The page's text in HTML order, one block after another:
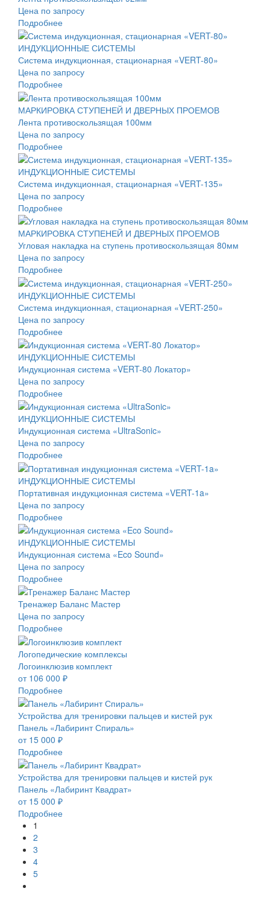
Цена по запросу
Подробнее
ИНДУКЦИОННЫЕ СИСТЕМЫ
Система индукционная, стационарная «VERT-80»
Цена по запросу
Подробнее
МАРКИРОВКА СТУПЕНЕЙ И ДВЕРНЫХ ПРОЕМОВ
Лента противоскользящая 100мм
Цена по запросу
Подробнее
ИНДУКЦИОННЫЕ СИСТЕМЫ
Система индукционная, стационарная «VERT-135»
Цена по запросу
Подробнее
МАРКИРОВКА СТУПЕНЕЙ И ДВЕРНЫХ ПРОЕМОВ
Угловая накладка на ступень противоскользящая 80мм
Цена по запросу
Подробнее
ИНДУКЦИОННЫЕ СИСТЕМЫ
Система индукционная, стационарная «VERT-250»
Цена по запросу
Подробнее
ИНДУКЦИОННЫЕ СИСТЕМЫ
Индукционная система «VERT-80 Локатор»
Цена по запросу
Подробнее
ИНДУКЦИОННЫЕ СИСТЕМЫ
Индукционная система «UltraSonic»
Цена по запросу
Подробнее
ИНДУКЦИОННЫЕ СИСТЕМЫ
Портативная индукционная система «VERT-1a»
Цена по запросу
Подробнее
ИНДУКЦИОННЫЕ СИСТЕМЫ
Индукционная система «Eco Sound»
Цена по запросу
Подробнее
Тренажер Баланс Мастер
Цена по запросу
Подробнее
Логопедические комплексы
Логоинклюзив комплект
от 106 000 ₽
Подробнее
Устройства для тренировки пальцев и кистей рук
Панель «Лабиринт Спираль»
от 15 000 ₽
Подробнее
Устройства для тренировки пальцев и кистей рук
Панель «Лабиринт Квадрат»
от 15 000 ₽
Подробнее
1
2
3
4
5